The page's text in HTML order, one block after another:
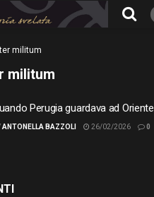
militum
militum
Perugia guardava ad Oriente
ANTONELLA BAZZOLI 26/02/2026 0